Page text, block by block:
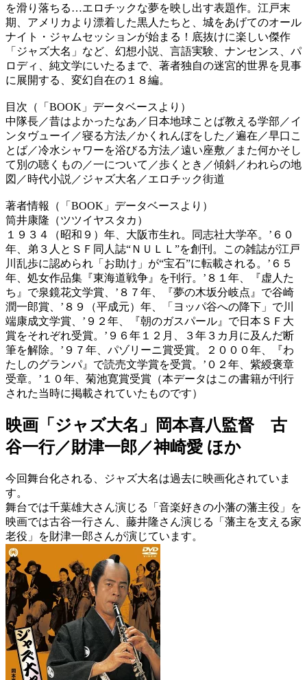
を滑り落ちる…エロチックな夢を映し出す表題作。江戸末
期、アメリカより漂着した黒人たちと、城をあげてのオール
ナイト・ジャムセッションが始まる！底抜けに楽しい傑作
「ジャズ大名」など、幻想小説、言語実験、ナンセンス、パ
ロディ、純文学にいたるまで、著者独自の迷宮的世界を見事
に展開する、変幻自在の１８編。
目次（「BOOK」データベースより）
中隊長／昔はよかったなあ／日本地球ことば教える学部／イ
ンタヴューイ／寝る方法／かくれんぼをした／遍在／早口こ
とば／冷水シャワーを浴びる方法／遠い座敷／また何かそし
て別の聴くもの／一について／歩くとき／傾斜／われらの地
図／時代小説／ジャズ大名／エロチック街道
著者情報（「BOOK」データベースより）
筒井康隆（ツツイヤスタカ）
１９３４（昭和９）年、大阪市生れ。同志社大学卒。’６０
年、弟３人とＳＦ同人誌“ＮＵＬＬ”を創刊。この雑誌が江戸
川乱歩に認められ「お助け」が“宝石”に転載される。’６５
年、処女作品集『東海道戦争』を刊行。’８１年、『虚人た
ち』で泉鏡花文学賞、’８７年、『夢の木坂分岐点』で谷崎
潤一郎賞、’８９（平成元）年、「ヨッパ谷への降下」で川
端康成文学賞、’９２年、『朝のガスパール』で日本ＳＦ大
賞をそれぞれ受賞。’９６年１２月、３年３カ月に及んだ断
筆を解除。’９７年、パゾリーニ賞受賞。２０００年、『わ
たしのグランパ』で読売文学賞を受賞。’０２年、紫綬褒章
受章。’１０年、菊池寛賞受賞（本データはこの書籍が刊行
された当時に掲載されていたものです）
映画「ジャズ大名」岡本喜八監督 古
谷一行／財津一郎／神崎愛 ほか
今回舞台化される、ジャズ大名は過去に映画化されていま
す。
舞台では千葉雄大さん演じる「音楽好きの小藩の藩主役」を
映画では古谷一行さん、藤井隆さん演じる「藩主を支える家
老役」を財津一郎さんが演じています。